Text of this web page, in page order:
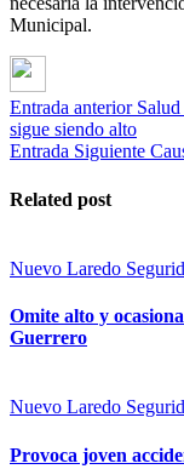
Municipal.
Entrada anterior
sigue siendo alto
Entrada Siguiente
Related post
Nuevo Laredo
Omite alto y
Guerrero
Nuevo Laredo
Provoca joven